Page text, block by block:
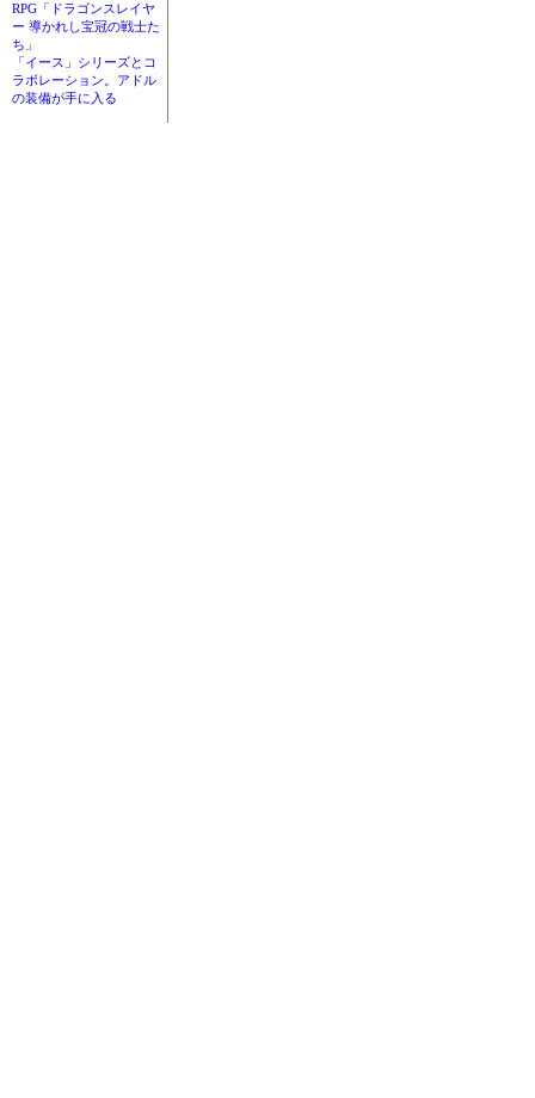
RPG「ドラゴンスレイヤ
ー 導かれし宝冠の戦士た
ち」
「イース」シリーズとコ
ラボレーション。アドル
の装備が手に入る